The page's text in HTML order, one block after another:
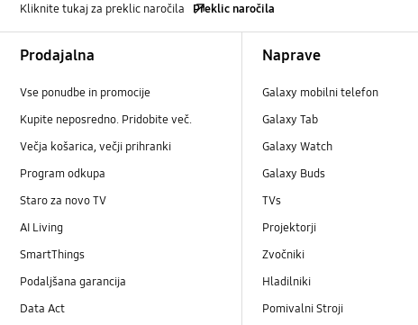
Kliknite tukaj za preklic naročila Preklic naročila
Prodajalna
Vse ponudbe in promocije
Kupite neposredno. Pridobite več.
Večja košarica, večji prihranki
Program odkupa
Staro za novo TV
AI Living
SmartThings
Podaljšana garancija
Data Act
Naprave
Galaxy mobilni telefon
Galaxy Tab
Galaxy Watch
Galaxy Buds
TVs
Projektorji
Zvočniki
Hladilniki
Pomivalni Stroji